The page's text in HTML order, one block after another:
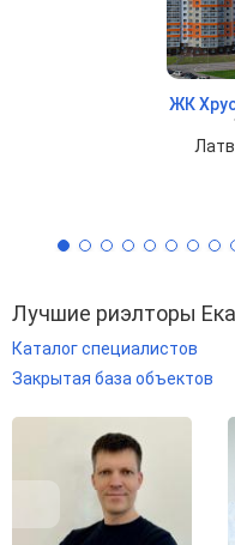
ЖК
Лучшие риэлторы
Каталог специалистов
Закрытая база объектов